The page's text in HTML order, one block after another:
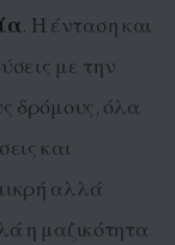
. Η ένταση και
με την
δρόμους, όλα
και
αλλά
η μαζικότητα